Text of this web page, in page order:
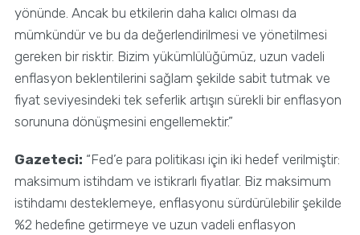
yönünde. Ancak bu etkilerin daha kalıcı olması da
mümkündür ve bu da değerlendirilmesi ve yönetilmesi
gereken bir risktir. Bizim yükümlülüğümüz, uzun vadeli
enflasyon beklentilerini sağlam şekilde sabit tutmak ve
fiyat seviyesindeki tek seferlik artışın sürekli bir enflasyon
sorununa dönüşmesini engellemektir.”
Gazeteci: “Fed’e para politikası için iki hedef verilmiştir:
maksimum istihdam ve istikrarlı fiyatlar. Biz maksimum
istihdamı desteklemeye, enflasyonu sürdürülebilir şekilde
%2 hedefine getirmeye ve uzun vadeli enflasyon